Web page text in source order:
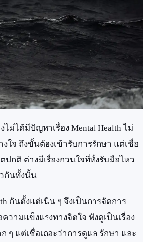
ม่ได้มีปัญหาเรื่อง Mental Health ไม่
ใจ ถึงขั้นต้องเข้ารับการรักษา แต่เชื่อ
ปกติ ต่างมีเรื่องกวนใจที่ทั้งรับมือไหว
กันทั้งนั้น
กันตั้งแต่เนิ่น ๆ จึงเป็นการจัดการ
วามแข็งแรงทางจิตใจ ฟังดูเป็นเรื่อง
ๆ แต่เชื่อเถอะว่าการดูแล รักษา และ